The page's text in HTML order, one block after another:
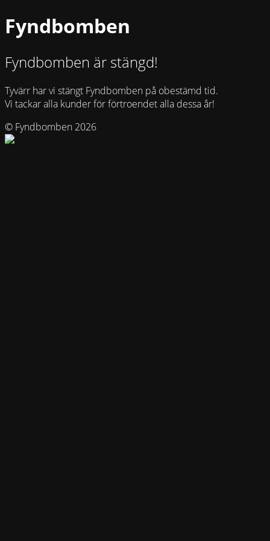
Fyndbomben
Fyndbomben är stängd!
Tyvärr har vi stängt Fyndbomben på obestämd tid.
Vi tackar alla kunder för förtroendet alla dessa år!
© Fyndbomben 2026